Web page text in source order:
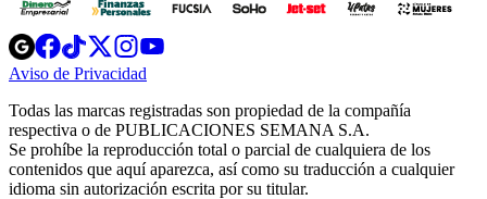
Opens
in
new
Opens
in
new
Opens
in
new
window
Opens
new
windowwindow
Aviso de Privacidad
new
window
Todas las marcas registradas son propiedad de la compañía
respectiva o de PUBLICACIONES SEMANA S.A.
Se prohíbe la reproducción total o parcial de cualquiera de los
contenidos que aquí aparezca, así como su traducción a cualquier
idioma sin autorización escrita por su titular.